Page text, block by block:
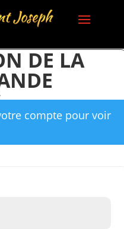
DE LA
compte pour voir